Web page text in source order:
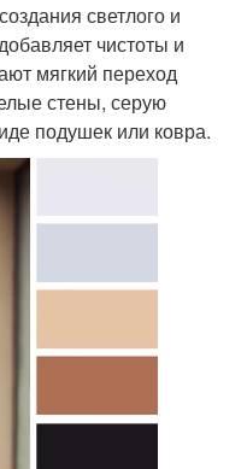
светлого и
чистоты и
мягкий переход
стены, серую
подушек или ковра.